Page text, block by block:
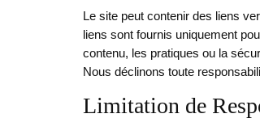
Le site peut contenir des liens
liens sont fournis uniquement
contenu, les pratiques ou la
Nous déclinons toute
Limitation de